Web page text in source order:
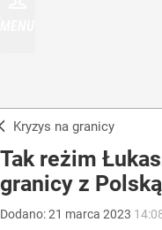
Kryzys na granicy
Tak reżim
granicy z
Dodano:21 marca 2023